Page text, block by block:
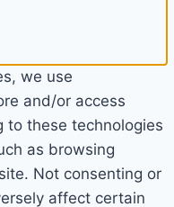
we use
and/or access
to these technologies
as browsing
Not consenting or
affect certain